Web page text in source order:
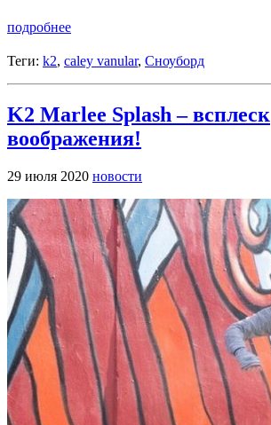
подробнее
Теги: k2, caley vanular, Сноуборд
K2 Marlee Splash – всплеск
воображения!
29 июля 2020 новости